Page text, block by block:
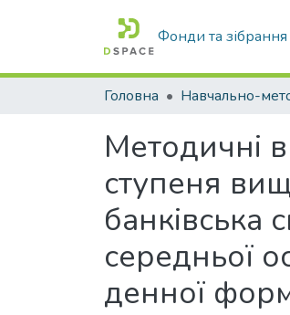
Фонди та зібрання
Головна
Методичні
ступеня
банківська
середньої
денної